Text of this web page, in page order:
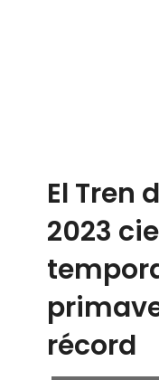
El Tren
2023
récord